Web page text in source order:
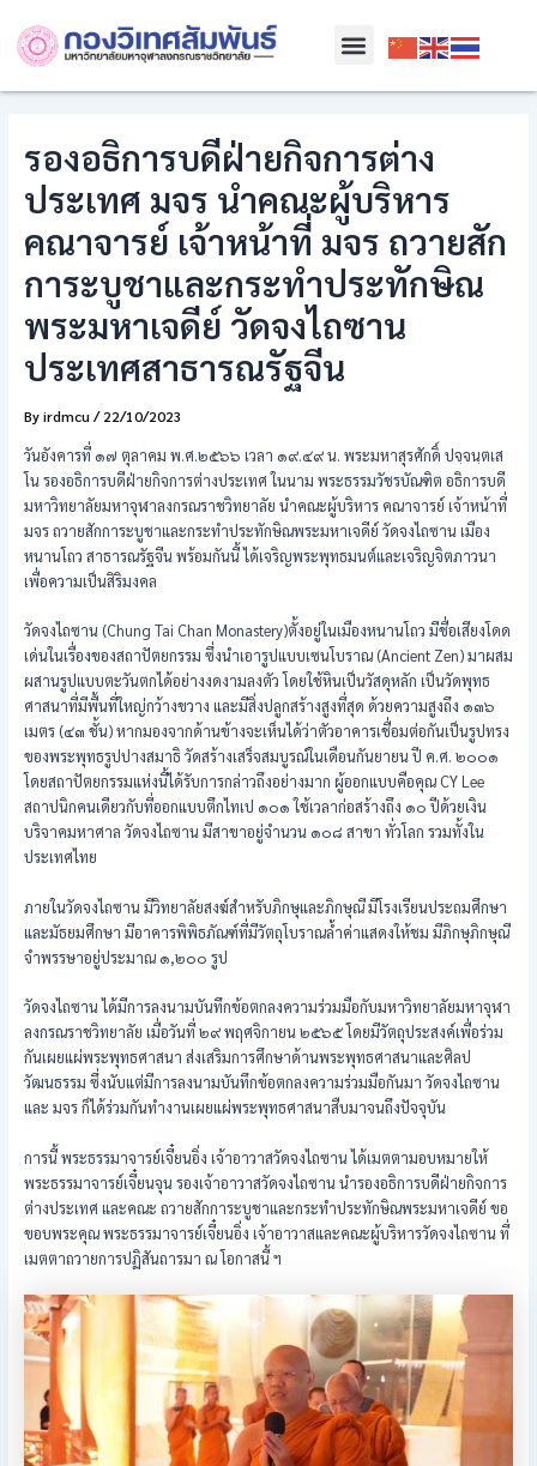
content
Menu
รองอธิการบดีฝ่ายกิจการต่าง
ประเทศ มจร นำคณะผู้บริหาร
คณาจารย์ เจ้าหน้าที่ มจร ถวายสัก
การะบูชาและกระทำประทักษิณ
พระมหาเจดีย์ วัดจงไถซาน
ประเทศสาธารณรัฐจีน
Byirdmcu/22/10/2023
วันอังคารที่ ๑๗ ตุลาคม พ.ศ.๒๕๖๖ เวลา ๑๙.๔๙ น. พระมหาสุรศักดิ์ ปจฺจนฺตเส
โน รองอธิการบดีฝ่ายกิจการต่างประเทศ ในนาม พระธรรมวัชรบัณฑิต อธิการบดี
มหาวิทยาลัยมหาจุฬาลงกรณราชวิทยาลัย นำคณะผู้บริหาร คณาจารย์ เจ้าหน้าที่
มจร ถวายสักการะบูชาและกระทำประทักษิณพระมหาเจดีย์ วัดจงไถซาน เมือง
หนานโถว สาธารณรัฐจีน พร้อมกันนี้ ได้เจริญพระพุทธมนต์และเจริญจิตภาวนา
เพื่อความเป็นสิริมงคล
วัดจงไถซาน (Chung Tai Chan Monastery)ตั้งอยู่ในเมืองหนานโถว มีชื่อเสียงโดด
เด่นในเรื่องของสถาปัตยกรรม ซึ่งนำเอารูปแบบเซนโบราณ (Ancient Zen) มาผสม
ผสานรูปแบบตะวันตกได้อย่างงดงามลงตัว โดยใช้หินเป็นวัสดุหลัก เป็นวัดพุทธ
ศาสนาที่มีพื้นที่ใหญ่กว้างขวาง และมีสิ่งปลูกสร้างสูงที่สุด ด้วยความสูงถึง ๑๓๖
เมตร (๔๓ ชั้น) หากมองจากด้านข้างจะเห็นได้ว่าตัวอาคารเชื่อมต่อกันเป็นรูปทรง
ของพระพุทธรูปปางสมาธิ วัดสร้างเสร็จสมบูรณ์ในเดือนกันยายน ปี ค.ศ. ๒๐๐๑
โดยสถาปัตยกรรมแห่งนี้ได้รับการกล่าวถึงอย่างมาก ผู้ออกแบบคือคุณ CY Lee
สถาปนิกคนเดียวกับที่ออกแบบตึกไทเป ๑๐๑ ใช้เวลาก่อสร้างถึง ๑๐ ปีด้วยเงิน
บริจาคมหาศาล วัดจงไถซาน มีสาขาอยู่จำนวน ๑๐๘ สาขา ทั่วโลก รวมทั้งใน
ประเทศไทย
ภายในวัดจงไถซาน มีวิทยาลัยสงฆ์สำหรับภิกษุและภิกษุณี มีโรงเรียนประถมศึกษา
และมัธยมศึกษา มีอาคารพิพิธภัณฑ์ที่มีวัตถุโบราณล้ำค่าแสดงให้ชม มีภิกษุภิกษุณี
จำพรรษาอยู่ประมาณ ๑,๒๐๐ รูป
วัดจงไถซาน ได้มีการลงนามบันทึกข้อตกลงความร่วมมือกับมหาวิทยาลัยมหาจุฬา
ลงกรณราชวิทยาลัย เมื่อวันที่ ๒๙ พฤศจิกายน ๒๕๖๕ โดยมีวัตถุประสงค์เพื่อร่วม
กันเผยแผ่พระพุทธศาสนา ส่งเสริมการศึกษาด้านพระพุทธศาสนาและศิลป
วัฒนธรรม ซึ่งนับแต่มีการลงนามบันทึกข้อตกลงความร่วมมือกันมา วัดจงไถซาน
และ มจร ก็ได้ร่วมกันทำงานเผยแผ่พระพุทธศาสนาสืบมาจนถึงปัจจุบัน
การนี้ พระธรรมาจารย์เจี๋ยนอิ่ง เจ้าอาวาสวัดจงไถซาน ได้เมตตามอบหมายให้
พระธรรมาจารย์เจี๋ยนจุน รองเจ้าอาวาสวัดจงไถซาน นำรองอธิการบดีฝ่ายกิจการ
ต่างประเทศ และคณะ ถวายสักการะบูชาและกระทำประทักษิณพระมหาเจดีย์ ขอ
ขอบพระคุณ พระธรรมาจารย์เจี๋ยนอิ่ง เจ้าอาวาสและคณะผู้บริหารวัดจงไถซาน ที่
เมตตาถวายการปฏิสันถารมา ณ โอกาสนี้ ฯ
navigation